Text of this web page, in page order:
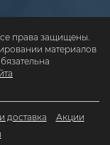
права защищены.
материалов
доставка
Акции